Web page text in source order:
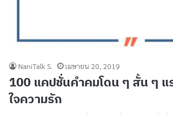
NaniTalk S. เมษายน 20, 2019
100 แคปชั่นคําคมโดน ๆ สั้น ๆ แ
ใจความรัก